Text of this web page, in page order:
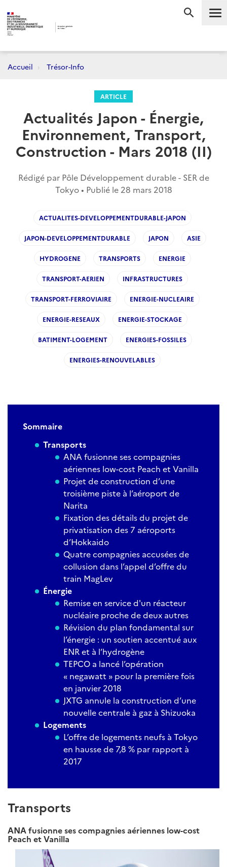
Accueil Trésor-Info
ARTICLE
Actualités Japon - Énergie,
Environnement, Transport,
Construction - Mars 2018 (II)
Rédigé par Pôle Développement durable - SER de
Tokyo • Publié le 28 mars 2018
ACTUALITES-DEVELOPPEMENTDURABLE-JAPON
JAPON-DEVELOPPEMENTDURABLE JAPON ASIE
HYDROGENE TRANSPORTS ENERGIE
TRANSPORT-AERIEN INFRASTRUCTURES
TRANSPORT-FERROVIAIRE ENERGIE-NUCLEAIRE
ENERGIE-RESEAUX ENERGIE-STOCKAGE
BATIMENT-LOGEMENT ENERGIES-FOSSILES
ENERGIES-RENOUVELABLES
Sommaire
Transports
ANA fusionne ses compagnies
aériennes low-cost Peach et Vanilla
Projet de construction d’une
troisième piste à l’aéroport de
Narita
Fixation des détails du projet de
privatisation des 7 aéroports
d’Hokkaido
Quatre compagnies accusées de
collusion dans l’appel d’offre du
train MagLev
Énergie
Remise en service d'un réacteur
nucléaire proche de deux autres
Révision du plan fondamental sur
l’énergie : un soutien accentué aux
ENR et à l’hydrogène
TEPCO a lancé l’opération
« negawatt » pour la première fois
en janvier 2018
JXTG annule la construction d’une
nouvelle centrale à gaz à Shizuoka
Logements
L’offre de logements neufs à Tokyo
en hausse de 7,8 % par rapport à
2017
Transports
ANA fusionne ses compagnies aériennes low-cost
Peach et Vanilla